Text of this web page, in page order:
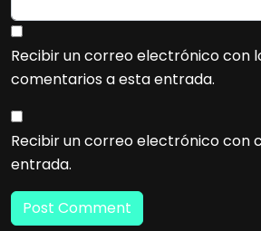
Recibir un correo electrónico con
comentarios a esta entrada.
Recibir un correo electrónico con
entrada.